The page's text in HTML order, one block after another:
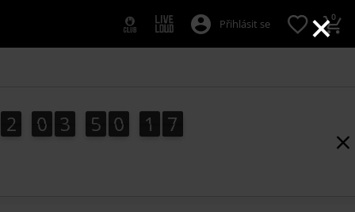
×
Přihlásit se 0
2
2 0
0 3
3 5
5 0
0 1
2
1 5
6
5